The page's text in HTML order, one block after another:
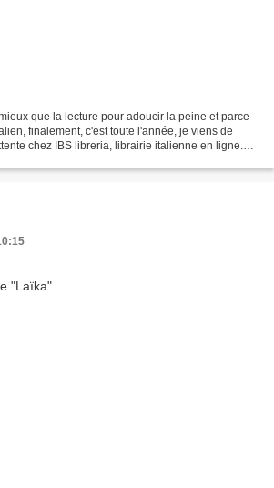
que la lecture pour adoucir la peine et parce
finalement, c'est toute l'année, je viens de
chez IBS libreria, librairie italienne en ligne.